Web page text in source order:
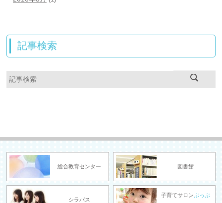
記事検索
総合教育センター 図書館
シラバス
子育てサロンぷっぷ